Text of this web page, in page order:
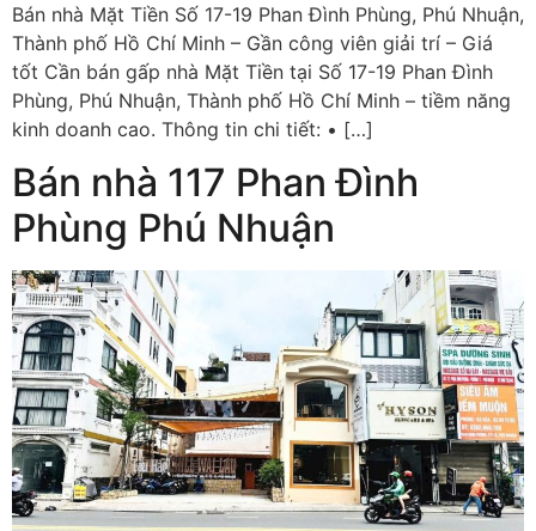
Bán nhà Mặt Tiền Số 17-19 Phan Đình Phùng, Phú Nhuận,
Thành phố Hồ Chí Minh – Gần công viên giải trí – Giá
tốt Cần bán gấp nhà Mặt Tiền tại Số 17-19 Phan Đình
Phùng, Phú Nhuận, Thành phố Hồ Chí Minh – tiềm năng
kinh doanh cao. Thông tin chi tiết: • […]
Bán nhà 117 Phan Đình
Phùng Phú Nhuận